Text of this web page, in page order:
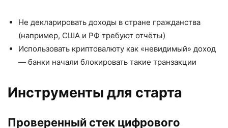
Не декларировать доходы в стране гражданства
(например, США и РФ требуют отчёты)
Использовать криптовалюту как «невидимый» доход
— банки начали блокировать такие транзакции
Инструменты для старта
Проверенный стек цифрового